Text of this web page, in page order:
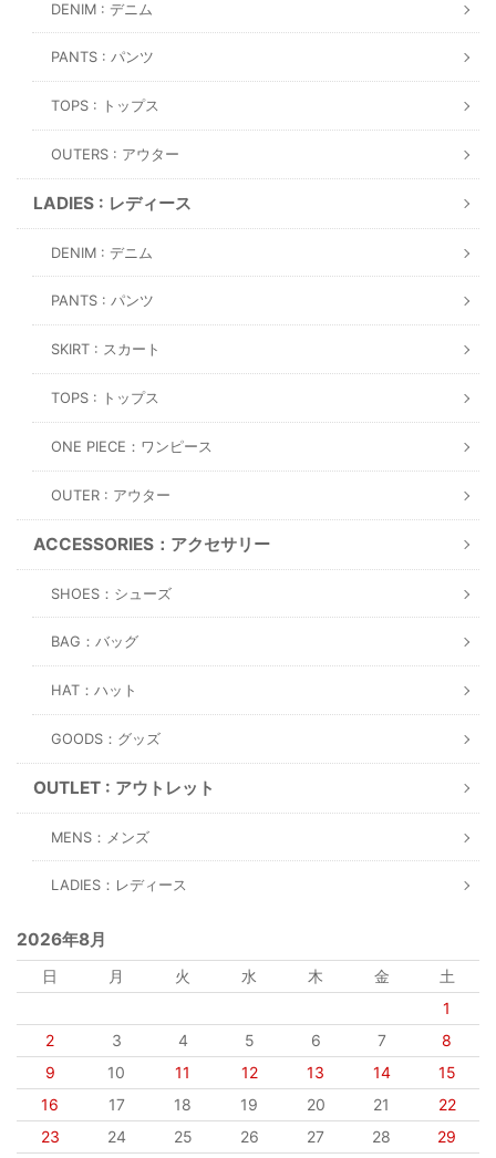
DENIM : デニム
PANTS : パンツ
TOPS : トップス
OUTERS : アウター
LADIES : レディース
DENIM : デニム
PANTS : パンツ
SKIRT : スカート
TOPS : トップス
ONE PIECE：ワンピース
OUTER : アウター
ACCESSORIES：アクセサリー
SHOES：シューズ
BAG：バッグ
HAT：ハット
GOODS：グッズ
OUTLET : アウトレット
MENS：メンズ
LADIES：レディース
2026年8月
日 月 火 水 木 金
土
1
2
3 4 5 6 7
8
9
10 11 12 13 14
15
16
17 18 19 20 21
22
23
24 25 26 27 28
29